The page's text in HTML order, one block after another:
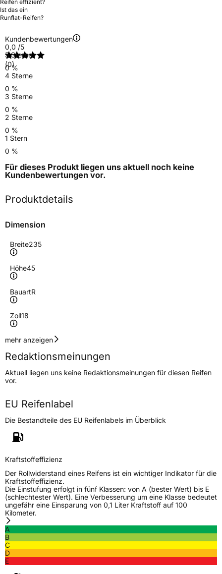
Reifen effizient?
Ist das ein
Runflat-Reifen?
Kundenbewertungen
0,0 /5
(0)
5 Sterne
0 %
4 Sterne
0 %
3 Sterne
0 %
2 Sterne
0 %
1 Stern
0 %
Für dieses Produkt liegen uns aktuell noch keine
Kundenbewertungen vor.
Produktdetails
Dimension
Breite235
Höhe45
BauartR
Zoll18
Geschwindigkeitsindex
Höchstgeschwindigkeit
270 km/h
Lastindex98
Höchstlast750 kg
Generelle Merkmale
Fahrzeugtyp
VerwendungGanzjahresreifen
ModellnameDLA01
FahrzeugartPKW & SUV
Weitere Eigenschaften
SchlauchtypTL
ZustandNeureifen
mehr anzeigen
Redaktionsmeinungen
Aktuell liegen uns keine Redaktionsmeinungen für diesen Reifen
vor.
EU Reifenlabel
Die Bestandteile des EU Reifenlabels im Überblick
Kraftstoffeffizienz
Der Rollwiderstand eines Reifens ist ein wichtiger Indikator für die
Kraftstoffeffizienz.
Die Einstufung erfolgt in fünf Klassen: von A (bester Wert) bis E
(schlechtester Wert). Eine Verbesserung um eine Klasse bedeutet
ungefähr eine Einsparung von 0,1 Liter Kraftstoff auf 100
Kilometer.
A
B
C
D
E